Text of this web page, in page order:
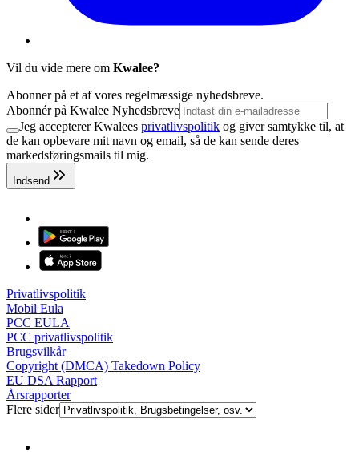
Vil du vide mere om Kwalee?
Abonner på et af vores regelmæssige nyhedsbreve.
Abonnér på Kwalee Nyhedsbreve
Jeg accepterer Kwalees privatlivspolitik og giver samtykke til, at
de kan opbevare mit navn og email, så de kan sende deres
markedsføringsmails til mig.
Indsend
Privatlivspolitik
Mobil Eula
PCC EULA
PCC privatlivspolitik
Brugsvilkår
Copyright (DMCA) Takedown Policy
EU DSA Rapport
Årsrapporter
Flere sider